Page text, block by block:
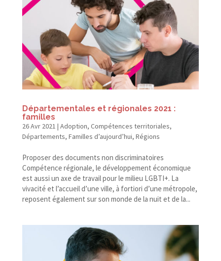
Départementales et régionales 2021 :
familles
26 Avr 2021 | Adoption, Compétences territoriales,
Départements, Familles d’aujourd’hui, Régions
Proposer des documents non discriminatoires
Compétence régionale, le développement économique
est aussi un axe de travail pour le milieu LGBTI+. La
vivacité et l’accueil d’une ville, à fortiori d’une métropole,
reposent également sur son monde de la nuit et de la...